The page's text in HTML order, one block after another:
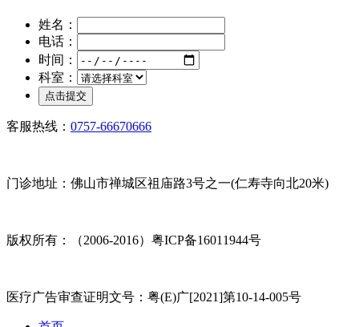
姓名：
电话：
时间：
科室：
客服热线： 0757-66670666
门诊地址：佛山市禅城区祖庙路3号之一(仁寿寺向北20米)
版权所有：（2006-2016）粤ICP备16011944号
医疗广告审查证明文号：粤(E)广[2021]第10-14-005号